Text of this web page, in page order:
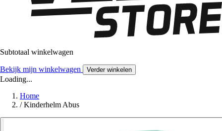
Subtotaal winkelwagen
Bekijk mijn winkelwagen Verder winkelen
Loading...
Home
/ Kinderhelm Abus